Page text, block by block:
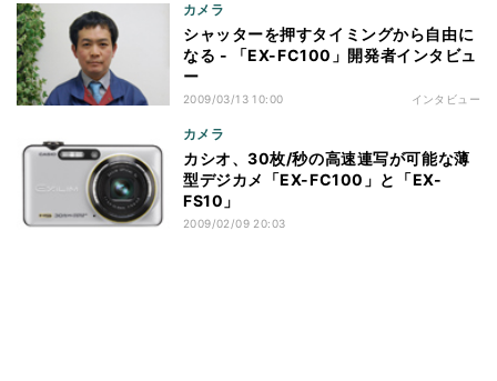
カメラ
シャッターを押すタイミングから自由に
なる - 「EX-FC100」開発者インタビュ
ー
2009/03/13 10:00 インタビュー
カメラ
カシオ、30枚/秒の高速連写が可能な薄
型デジカメ「EX-FC100」と「EX-
FS10」
2009/02/09 20:03